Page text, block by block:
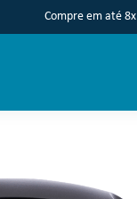
Compre em até 8x